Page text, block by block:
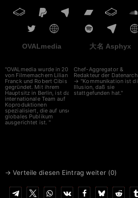
OVALmedia
"OVALmedia wurde in 2002
von Filmemachern Lilian
Franck und Robert Cibis
gegründet. Mit ihrem
Hauptsitz in Berlin, ist das
internationale Team auf
Koproduktionen
spezialisiert, die auf unser
globales Publikum
ausgerichtet ist. "
大名 Asphyx
Chef-Aggregator &
Redakteur der Datenarche
→ "Kommunikation ist die
Illusion, daß sie
stattgefunden hat."
→ Verteile diesen Eintrag weiter (0)